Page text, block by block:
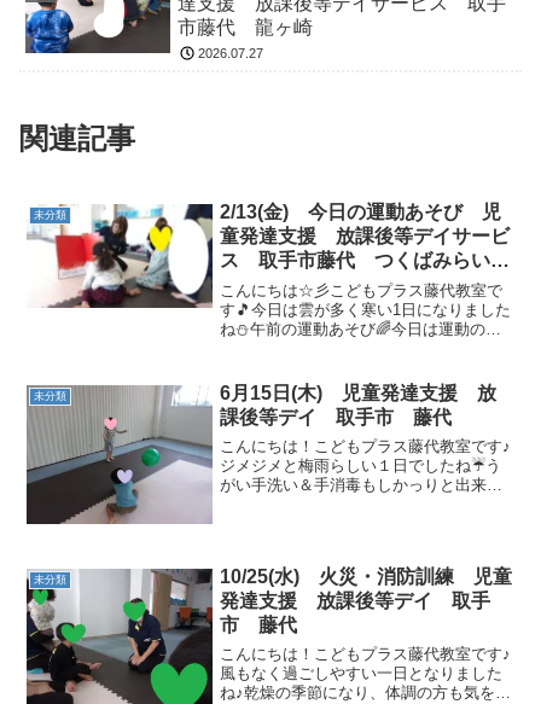
市藤代 龍ヶ崎
2026.07.27
関連記事
未分類
2/13(金) 今日の運動あそび 児
童発達支援 放課後等デイサービ
ス 取手市藤代 つくばみらい
市 利根町
こんにちは☆彡こどもプラス藤代教室で
す🎵今日は雲が多く寒い1日になりました
ね⛄午前の運動あそび🌈今日は運動の前
なにかな？にも挑戦です！！！ 運動の最
初は動物さんで川を越...
未分類
6月15日(木) 児童発達支援 放
課後等デイ 取手市 藤代
こんにちは！こどもプラス藤代教室です♪
ジメジメと梅雨らしい１日でしたね☔う
がい手洗い＆手消毒もしかっりと出来た
未分類
10/25(水) 火災・消防訓練 児童
発達支援 放課後等デイ 取手
市 藤代
こんにちは！こどもプラス藤代教室です♪
風もなく過ごしやすい一日となりました
ね♪乾燥の季節になり、体調の方も気をつ